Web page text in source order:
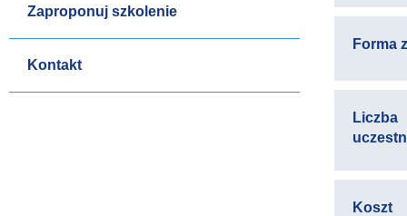
Zaproponuj szkolenie
Kontakt
Forma
Liczba
Koszt